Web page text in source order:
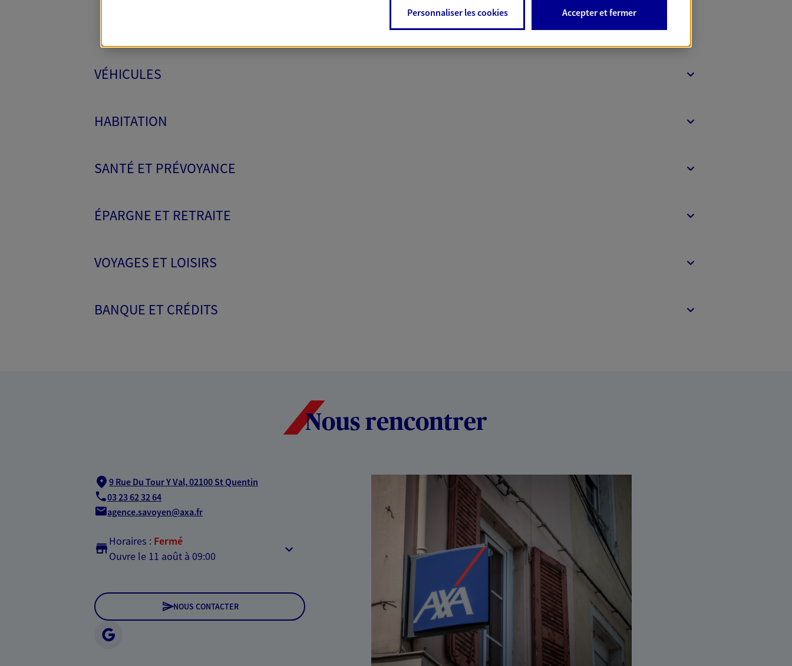
PRO & ENTREPRISES
VÉHICULES
HABITATION
SANTÉ ET PRÉVOYANCE
ÉPARGNE ET RETRAITE
VOYAGES ET LOISIRS
BANQUE ET CRÉDITS
Nous rencontrer
9 Rue Du Tour Y Val,02100 St Quentin
03 23 62 32 64
agence.savoyen@axa.fr
Horaires : Fermé
Ouvre le 11 août à 09:00
NOUS CONTACTER
Personnaliser les cookies Accepter et fermer